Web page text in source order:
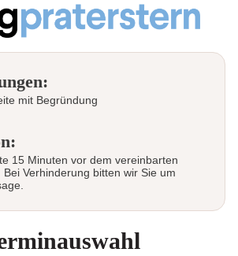
mit Begründung
15 Minuten vor dem vereinbarten
Bei Verhinderung bitten wir Sie um